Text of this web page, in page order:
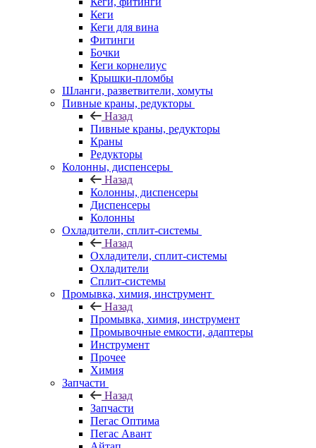
Кеги
Кеги для вина
Фитинги
Бочки
Кеги корнелиус
Крышки-пломбы
Шланги, разветвители, хомуты
Пивные краны, редукторы
Назад
Пивные краны, редукторы
Краны
Редукторы
Колонны, диспенсеры
Назад
Колонны, диспенсеры
Диспенсеры
Колонны
Охладители, сплит-системы
Назад
Охладители, сплит-системы
Охладители
Сплит-системы
Промывка, химия, инструмент
Назад
Промывка, химия, инструмент
Промывочные емкости, адаптеры
Инструмент
Прочее
Химия
Запчасти
Назад
Запчасти
Пегас Оптима
Пегас Авант